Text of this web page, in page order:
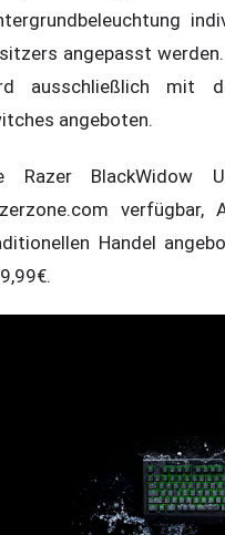
angepasst
ausschließlich mit
angeboten.
Razer
Handel